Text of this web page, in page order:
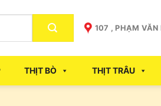
107 , PHẠM
THỊT BÒ THỊT TRÂU